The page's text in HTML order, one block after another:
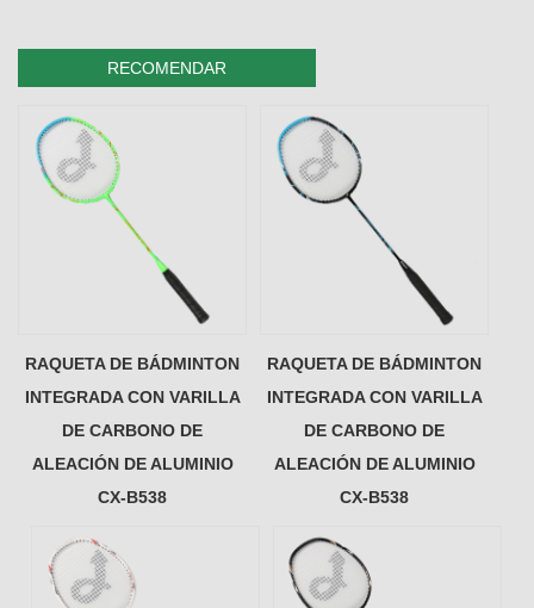
RECOMENDAR
RAQUETA DE BÁDMINTON
INTEGRADA CON VARILLA
DE CARBONO DE
ALEACIÓN DE ALUMINIO
CX-B538
RAQUETA DE BÁDMINTON
INTEGRADA CON VARILLA
DE CARBONO DE
ALEACIÓN DE ALUMINIO
CX-B538